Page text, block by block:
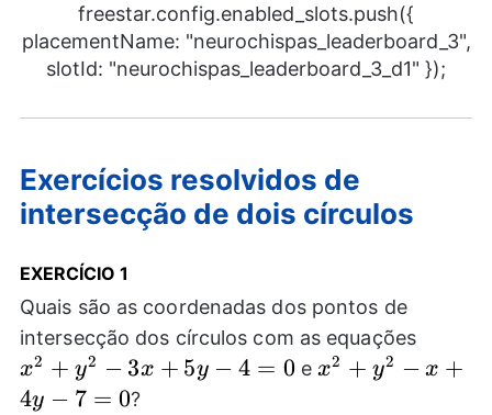
freestar.config.enabled_slots.push({
placementName: "neurochispas_leaderboard_3",
slotId: "neurochispas_leaderboard_3_d1" });
Exercícios resolvidos de
intersecção de dois círculos
EXERCÍCIO 1
Quais são as coordenadas dos pontos de
intersecção dos círculos com as equações
x2 + y2 − 3x + 5y − 4 = 0e x^2+y^2-
x2 + y2 − x +
4y − 7 = 0?